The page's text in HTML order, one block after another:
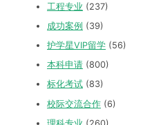
工程专业 (237)
成功案例 (39)
护学星VIP留学 (56)
本科申请 (800)
标化考试 (83)
校际交流合作 (6)